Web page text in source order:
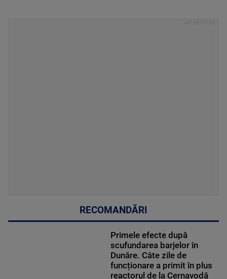
RECOMANDĂRI
Primele efecte după
scufundarea barjelor în
Dunăre. Câte zile de
funcționare a primit în plus
reactorul de la Cernavodă